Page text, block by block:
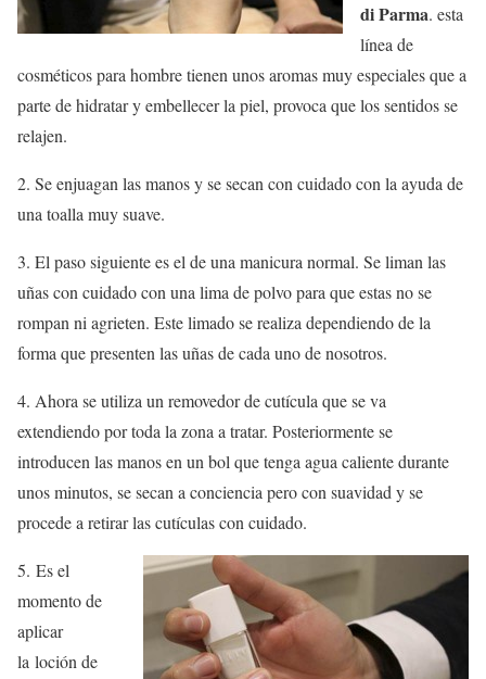
di Parma. esta
línea de
cosméticos para hombre tienen unos aromas muy especiales que a
parte de hidratar y embellecer la piel, provoca que los sentidos se
relajen.
2. Se enjuagan las manos y se secan con cuidado con la ayuda de
una toalla muy suave.
3. El paso siguiente es el de una manicura normal. Se liman las
uñas con cuidado con una lima de polvo para que estas no se
rompan ni agrieten. Este limado se realiza dependiendo de la
forma que presenten las uñas de cada uno de nosotros.
4. Ahora se utiliza un removedor de cutícula que se va
extendiendo por toda la zona a tratar. Posteriormente se
introducen las manos en un bol que tenga agua caliente durante
unos minutos, se secan a conciencia pero con suavidad y se
procede a retirar las cutículas con cuidado.
5. Es el
momento de
aplicar
la loción de